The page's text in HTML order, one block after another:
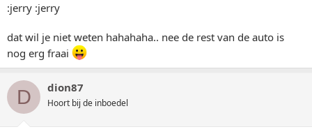
:jerry :jerry
dat wil je niet weten hahahaha.. nee de rest van de auto is
nog erg fraai
D dion87
Hoort bij de inboedel